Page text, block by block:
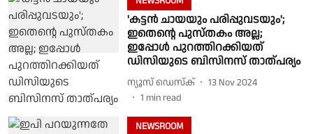
'കട്ടന്‍ ചായയും പരിപ്പുവടയും';
ഇതെന്റെ പുസ്തകം അല്ല;
ഇപ്പോള്‍ പുറത്തിറക്കിയത്
ഡിസിയുടെ ബിസിനസ് താത്പര്യം
ന്യൂസ് ഡെസ്ക്
13 Nov 2024
1 min read
NEWSROOM